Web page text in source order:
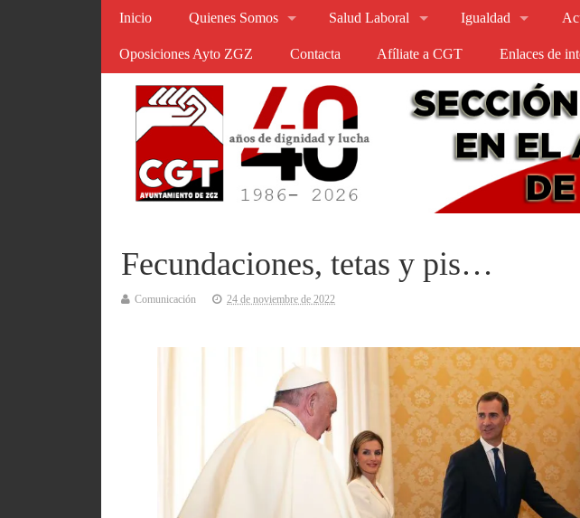
Inicio Quienes Somos Salud Laboral Igualdad
Oposiciones Ayto ZGZ Contacta Afíliate a CGT Enlaces de
Fecundaciones, tetas y pis…
Comunicación 24 de noviembre de 2022